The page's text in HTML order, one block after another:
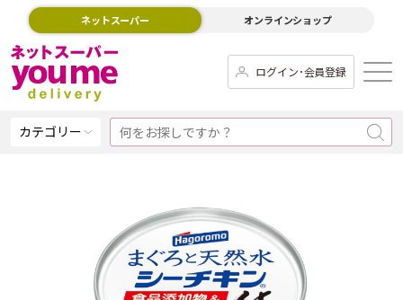
ネットスーパー オンラインショップ
ログイン･会員登録
カテゴリー